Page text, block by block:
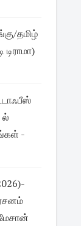
தமிழ்
ல்
-